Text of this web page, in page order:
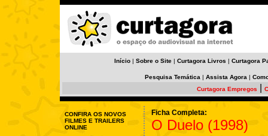
Início | Sobre o Site | Curtagora Livros | Curtagora
Pesquisa Temática | Assista Agora |
Curtagora Empregos
CONFIRA OS NOVOS
FILMES E TRAILERS
ONLINE
Ficha Completa:
O Duelo (1998)